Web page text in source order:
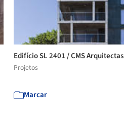
Edifício SL 2401 / CMS Arquitectas
Projetos
Marcar